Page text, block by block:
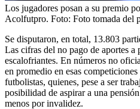
Los jugadores posan a su premio
Acolfutpro. Foto: Foto tomada del
Se disputaron, en total, 13.803
Las cifras del no pago de aportes a
escalofriantes. En números no
en promedio en esas
futbolistas, quienes, pese a ser
posibilidad de aspirar a una
menos por invalidez.